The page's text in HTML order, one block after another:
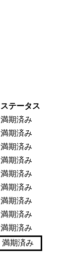
ステータス
満期済み
満期済み
満期済み
満期済み
満期済み
満期済み
満期済み
満期済み
満期済み
満期済み